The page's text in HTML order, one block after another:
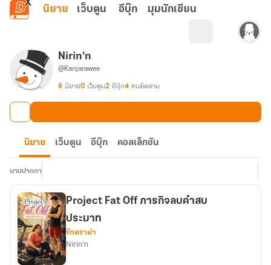
ข้ามไปยังเนื้อหาหลัก
นิยาย เว็บตูน อีบุ๊ก มุมนักเขียน
Nirin’n
@Kanjarawee
6 นิยาย0 เว็บตูน2 อีบุ๊ก4 คนติดตาม
นิยาย เว็บตูน อีบุ๊ก คอลเล็กชัน
นามปากกา
Project Fat Off ภารกิจลบคำสบ
ประมาท
รักดราม่า
Nirin’n